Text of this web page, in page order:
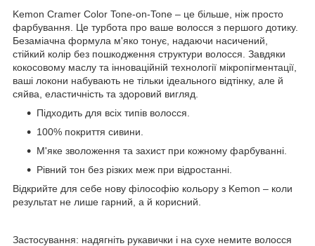
Kemon Cramer Color Tone-on-Tone – це більше, ніж просто
фарбування. Це турбота про ваше волосся з першого дотику.
Безаміачна формула м'яко тонує, надаючи насичений,
стійкий колір без пошкодження структури волосся. Завдяки
кокосовому маслу та інноваційній технології мікропігментації,
ваші локони набувають не тільки ідеального відтінку, але й
сяйва, еластичність та здоровий вигляд.
Підходить для всіх типів волосся.
100% покриття сивини.
М'яке зволоження та захист при кожному фарбуванні.
Рівний тон без різких меж при відростанні.
Відкрийте для себе нову філософію кольору з Kemon – коли
результат не лише гарний, а й корисний.
Застосування: надягніть рукавички і на сухе немите волосся